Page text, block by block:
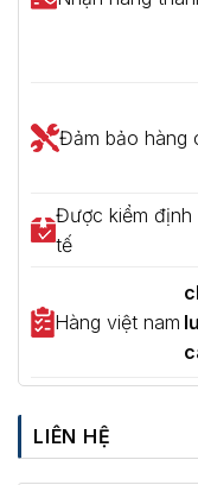
Đảm bảo hàng
Được kiểm định
tế
Hàng việt nam
LIÊN HỆ